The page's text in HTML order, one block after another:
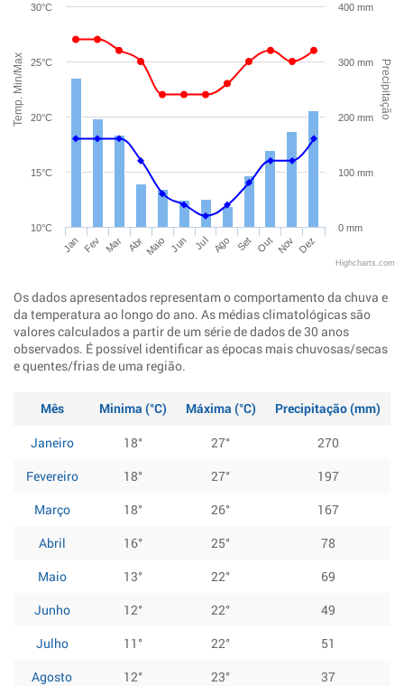
Temp. Min/Max Precipitação
Jan Fev Mar Abr Maio Jun Jul Ago Set Out Nov Dez
10°C
15°C
20°C
25°C
30°C
0 mm
100 mm
200 mm
300 mm
400 mm
Highcharts.com
Os dados apresentados representam o comportamento da chuva e
da temperatura ao longo do ano. As médias climatológicas são
valores calculados a partir de um série de dados de 30 anos
observados. É possível identificar as épocas mais chuvosas/secas
e quentes/frias de uma região.
Mês Minima (°C) Máxima (°C)
Precipitação (mm)
Janeiro
18° 27°
270
Fevereiro
18° 27°
197
Março
18° 26°
167
Abril
16° 25°
78
Maio
13° 22°
69
Junho
12° 22°
49
Julho
11° 22°
51
Agosto
12° 23°
37